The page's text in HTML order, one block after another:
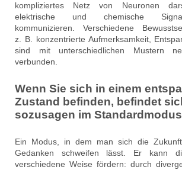
kompliziertes Netz von Neuronen
elektrische und chemische
kommunizieren. Verschiedene
z. B. konzentrierte Aufmerksamkeit,
sind mit unterschiedlichen Mustern
verbunden.
Wenn Sie sich in einem
Zustand befinden, befindet
sozusagen im Standardmodus
Ein Modus, in dem man sich die
Gedanken schweifen lässt. Er kann
verschiedene Weise fördern: durch